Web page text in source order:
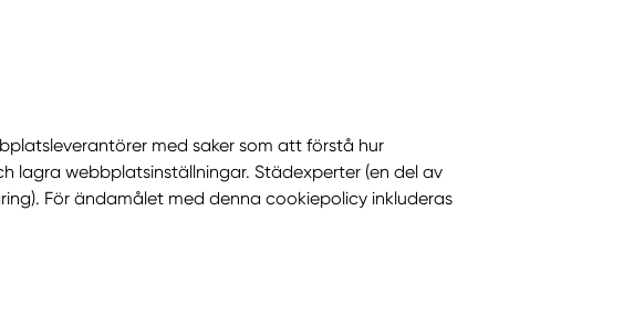
med saker som att förstå hur
lagra webbplatsinställningar. Städexperter (en del av
För ändamålet med denna cookiepolicy inkluderas